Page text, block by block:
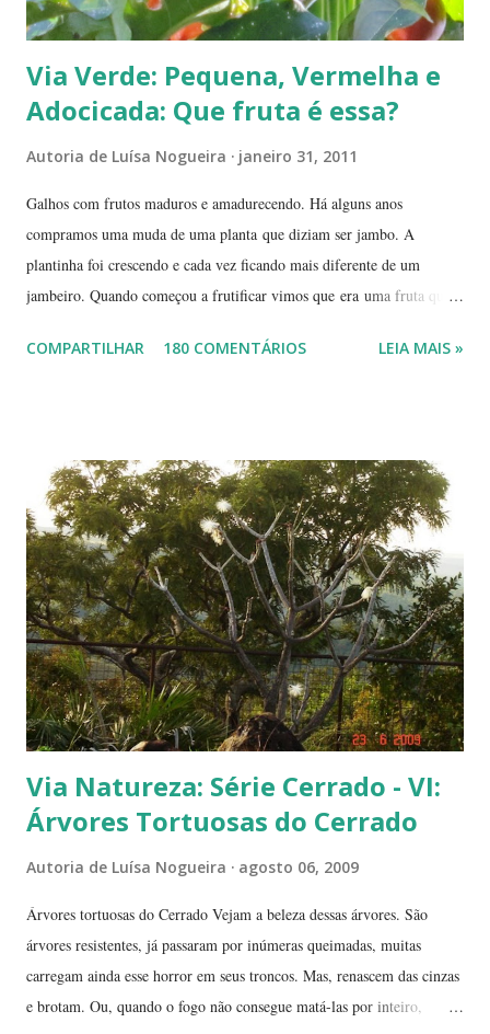
Via Verde: Pequena, Vermelha e
Adocicada: Que fruta é essa?
Autoria de Luísa Nogueira janeiro 31, 2011
Galhos com frutos maduros e amadurecendo. Há alguns anos
compramos uma muda de uma planta que diziam ser jambo. A
plantinha foi crescendo e cada vez ficando mais diferente de um
jambeiro. Quando começou a frutificar vimos que era uma fruta que
pequena, tem mais ou menos um quarto do tamanho de um jambo,
mostrar a polpa. A pele é bem fininha... Cada uma das
frutinhas possui duas sementes, parecendo uma semente dividida.
Duas frutinhas ao lado de um jambo. Essa foto foi feita ontem,
domingo, após a colheita. ----------------------------
COMPARTILHAR 180 COMENTÁRIOS LEIA MAIS »
Via Natureza: Série Cerrado - VI:
Árvores Tortuosas do Cerrado
Autoria de Luísa Nogueira agosto 06, 2009
Árvores tortuosas do Cerrado Vejam a beleza dessas árvores. São
árvores resistentes, já passaram por inúmeras queimadas, muitas
carregam ainda esse horror em seus troncos. Mas, renascem das cinzas
e brotam. Ou, quando o fogo não consegue matá-las por inteiro,